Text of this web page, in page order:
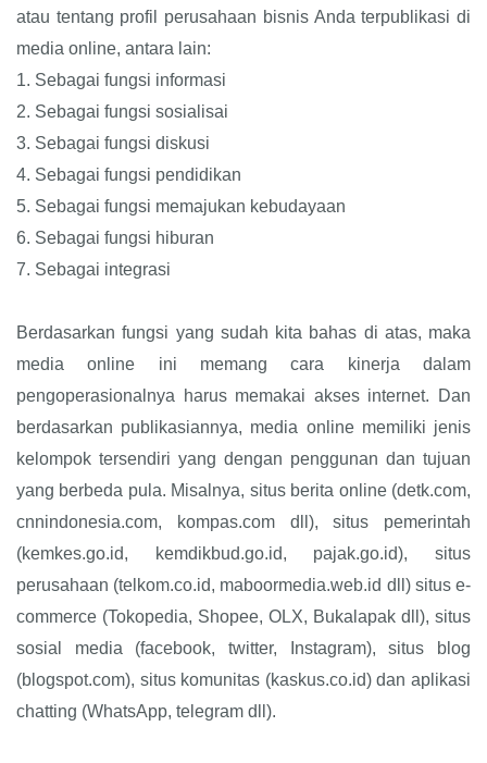
atau tentang profil perusahaan bisnis Anda terpublikasi di
media online, antara lain:
1. Sebagai fungsi informasi
2. Sebagai fungsi sosialisai
3. Sebagai fungsi diskusi
4. Sebagai fungsi pendidikan
5. Sebagai fungsi memajukan kebudayaan
6. Sebagai fungsi hiburan
7. Sebagai integrasi
Berdasarkan fungsi yang sudah kita bahas di atas, maka
media online ini memang cara kinerja dalam
pengoperasionalnya harus memakai akses internet. Dan
berdasarkan publikasiannya, media online memiliki jenis
kelompok tersendiri yang dengan penggunan dan tujuan
yang berbeda pula. Misalnya, situs berita online (detk.com,
cnnindonesia.com, kompas.com dll), situs pemerintah
(kemkes.go.id, kemdikbud.go.id, pajak.go.id), situs
perusahaan (telkom.co.id, maboormedia.web.id dll) situs e-
commerce (Tokopedia, Shopee, OLX, Bukalapak dll), situs
sosial media (facebook, twitter, Instagram), situs blog
(blogspot.com), situs komunitas (kaskus.co.id) dan aplikasi
chatting (WhatsApp, telegram dll).